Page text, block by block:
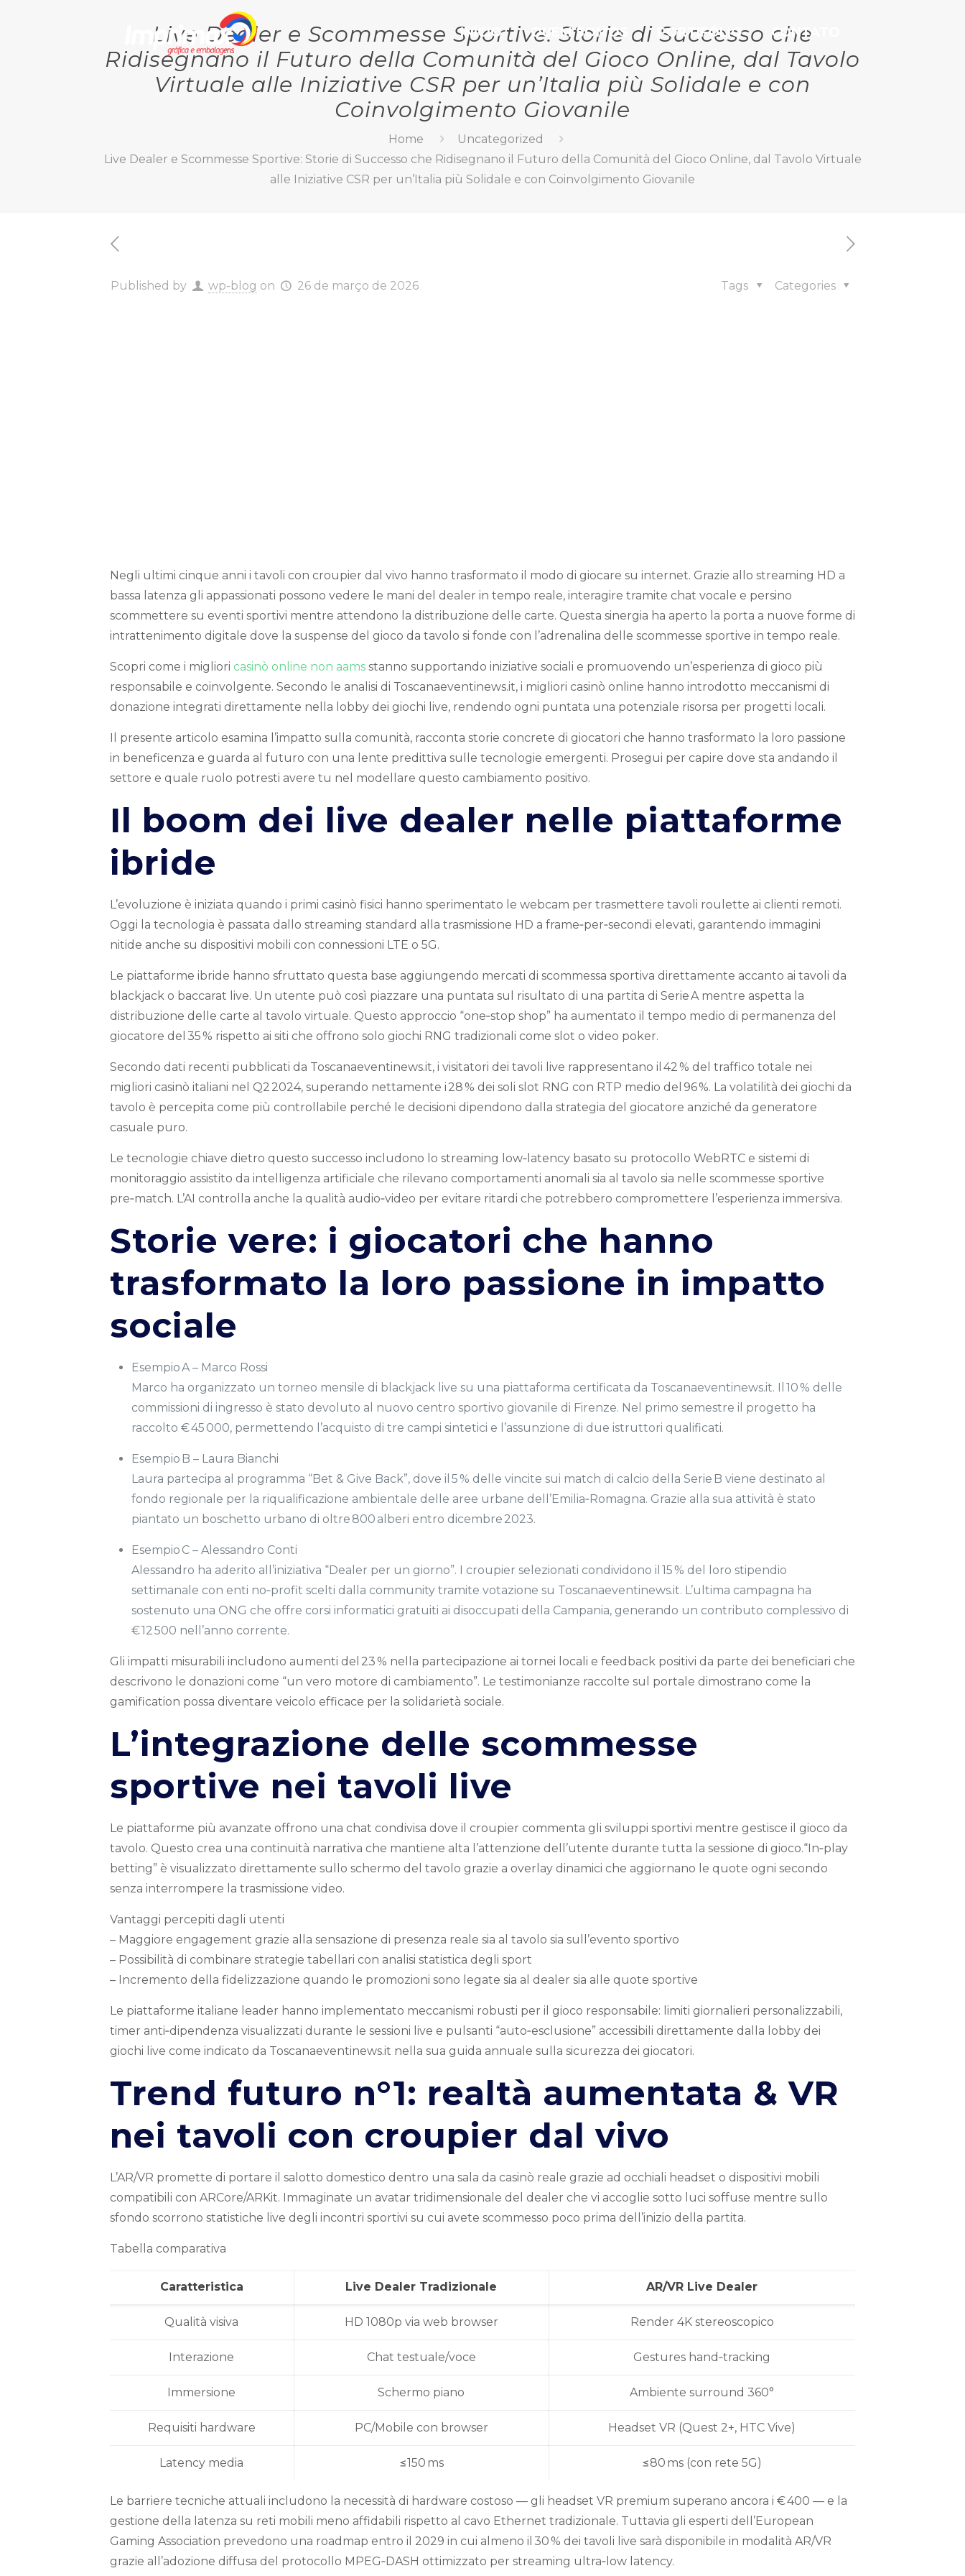
INÍCIO QUEM SOMOS PORTIFÓLIO CONTATO
Live Dealer e Scommesse Sportive: Storie di Successo che
Ridisegnano il Futuro della Comunità del Gioco Online, dal Tavolo
Virtuale alle Iniziative CSR per un’Italia più Solidale e con
Coinvolgimento Giovanile
Home
Uncategorized
Live Dealer e Scommesse Sportive: Storie di Successo che Ridisegnano il Futuro della Comunità del Gioco Online, dal Tavolo Virtuale
alle Iniziative CSR per un’Italia più Solidale e con Coinvolgimento Giovanile
Published by wp-blog on 26 de março de 2026 Categories
Tags
Negli ultimi cinque anni i tavoli con croupier dal vivo hanno trasformato il modo di giocare su internet. Grazie allo streaming HD a
bassa latenza gli appassionati possono vedere le mani del dealer in tempo reale, interagire tramite chat vocale e persino
scommettere su eventi sportivi mentre attendono la distribuzione delle carte. Questa sinergia ha aperto la porta a nuove forme di
intrattenimento digitale dove la suspense del gioco da tavolo si fonde con l’adrenalina delle scommesse sportive in tempo reale.
Scopri come i migliori casinò online non aamsstanno supportando iniziative sociali e promuovendo un’esperienza di gioco più
responsabile e coinvolgente. Secondo le analisi di Toscanaeventinews.it, i migliori casinò online hanno introdotto meccanismi di
donazione integrati direttamente nella lobby dei giochi live, rendendo ogni puntata una potenziale risorsa per progetti locali.
Il presente articolo esamina l’impatto sulla comunità, racconta storie concrete di giocatori che hanno trasformato la loro passione
in beneficenza e guarda al futuro con una lente predittiva sulle tecnologie emergenti. Prosegui per capire dove sta andando il
settore e quale ruolo potresti avere tu nel modellare questo cambiamento positivo.
Il boom dei live dealer nelle piattaforme
ibride
L’evoluzione è iniziata quando i primi casinò fisici hanno sperimentato le webcam per trasmettere tavoli roulette ai clienti remoti.
Oggi la tecnologia è passata dallo streaming standard alla trasmissione HD a frame‑per‑secondi elevati, garantendo immagini
nitide anche su dispositivi mobili con connessioni LTE o 5G.
Le piattaforme ibride hanno sfruttato questa base aggiungendo mercati di scommessa sportiva direttamente accanto ai tavoli da
blackjack o baccarat live. Un utente può così piazzare una puntata sul risultato di una partita di Serie A mentre aspetta la
distribuzione delle carte al tavolo virtuale. Questo approccio “one‑stop shop” ha aumentato il tempo medio di permanenza del
giocatore del 35 % rispetto ai siti che offrono solo giochi RNG tradizionali come slot o video poker.
Secondo dati recenti pubblicati da Toscanaeventinews.it, i visitatori dei tavoli live rappresentano il 42 % del traffico totale nei
migliori casinò italiani nel Q2 2024, superando nettamente i 28 % dei soli slot RNG con RTP medio del 96 %. La volatilità dei giochi da
tavolo è percepita come più controllabile perché le decisioni dipendono dalla strategia del giocatore anziché da generatore
casuale puro.
Le tecnologie chiave dietro questo successo includono lo streaming low‑latency basato su protocollo WebRTC e sistemi di
monitoraggio assistito da intelligenza artificiale che rilevano comportamenti anomali sia al tavolo sia nelle scommesse sportive
pre‑match. L’AI controlla anche la qualità audio‑video per evitare ritardi che potrebbero compromettere l’esperienza immersiva.
Storie vere: i giocatori che hanno
trasformato la loro passione in impatto
sociale
Esempio A – Marco Rossi
Marco ha organizzato un torneo mensile di blackjack live su una piattaforma certificata da Toscanaeventinews.it. Il 10 % delle
commissioni di ingresso è stato devoluto al nuovo centro sportivo giovanile di Firenze. Nel primo semestre il progetto ha
raccolto € 45 000, permettendo l’acquisto di tre campi sintetici e l’assunzione di due istruttori qualificati.
Esempio B – Laura Bianchi
Laura partecipa al programma “Bet & Give Back”, dove il 5 % delle vincite sui match di calcio della Serie B viene destinato al
fondo regionale per la riqualificazione ambientale delle aree urbane dell’Emilia‑Romagna. Grazie alla sua attività è stato
piantato un boschetto urbano di oltre 800 alberi entro dicembre 2023.
Esempio C – Alessandro Conti
Alessandro ha aderito all’iniziativa “Dealer per un giorno”. I croupier selezionati condividono il 15 % del loro stipendio
settimanale con enti no‑profit scelti dalla community tramite votazione su Toscanaeventinews.it. L’ultima campagna ha
sostenuto una ONG che offre corsi informatici gratuiti ai disoccupati della Campania, generando un contributo complessivo di
€ 12 500 nell’anno corrente.
Gli impatti misurabili includono aumenti del 23 % nella partecipazione ai tornei locali e feedback positivi da parte dei beneficiari che
descrivono le donazioni come “un vero motore di cambiamento”. Le testimonianze raccolte sul portale dimostrano come la
gamification possa diventare veicolo efficace per la solidarietà sociale.
L’integrazione delle scommesse
sportive nei tavoli live
Le piattaforme più avanzate offrono una chat condivisa dove il croupier commenta gli sviluppi sportivi mentre gestisce il gioco da
tavolo. Questo crea una continuità narrativa che mantiene alta l’attenzione dell’utente durante tutta la sessione di gioco.“In‑play
betting” è visualizzato direttamente sullo schermo del tavolo grazie a overlay dinamici che aggiornano le quote ogni secondo
senza interrompere la trasmissione video.
Vantaggi percepiti dagli utenti
– Maggiore engagement grazie alla sensazione di presenza reale sia al tavolo sia sull’evento sportivo
– Possibilità di combinare strategie tabellari con analisi statistica degli sport
– Incremento della fidelizzazione quando le promozioni sono legate sia al dealer sia alle quote sportive
Le piattaforme italiane leader hanno implementato meccanismi robusti per il gioco responsabile: limiti giornalieri personalizzabili,
timer anti‑dipendenza visualizzati durante le sessioni live e pulsanti “auto‑esclusione” accessibili direttamente dalla lobby dei
giochi live come indicato da Toscanaeventinews.it nella sua guida annuale sulla sicurezza dei giocatori.
Trend futuro n°1: realtà aumentata & VR
nei tavoli con croupier dal vivo
L’AR/VR promette di portare il salotto domestico dentro una sala da casinò reale grazie ad occhiali headset o dispositivi mobili
compatibili con ARCore/ARKit. Immaginate un avatar tridimensionale del dealer che vi accoglie sotto luci soffuse mentre sullo
sfondo scorrono statistiche live degli incontri sportivi su cui avete scommesso poco prima dell’inizio della partita.
Tabella comparativa
Caratteristica Live Dealer Tradizionale AR/VR Live Dealer
Qualità visiva HD 1080p via web browser Render 4K stereoscopico
Interazione Chat testuale/voce Gestures hand‑tracking
Immersione Schermo piano Ambiente surround 360°
Requisiti hardware PC/Mobile con browser Headset VR (Quest 2+, HTC Vive)
Latency media ≤150 ms ≤80 ms (con rete 5G)
Le barriere tecniche attuali includono la necessità di hardware costoso — gli headset VR premium superano ancora i € 400 — e la
gestione della latenza su reti mobili meno affidabili rispetto al cavo Ethernet tradizionale. Tuttavia gli esperti dell’European
Gaming Association prevedono una roadmap entro il 2029 in cui almeno il 30 % dei tavoli live sarà disponibile in modalità AR/VR
grazie all’adozione diffusa del protocollo MPEG‑DASH ottimizzato per streaming ultra‑low latency.